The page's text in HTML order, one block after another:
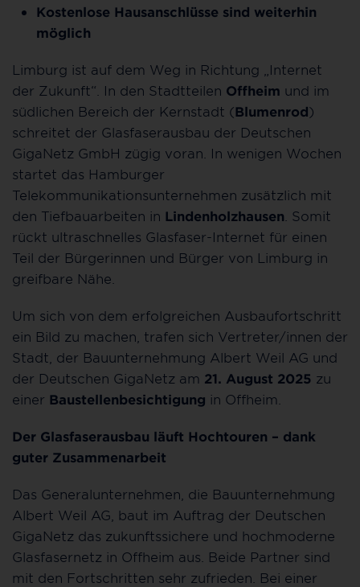
Kostenlose Hausanschlüsse sind weiterhin
möglich
Limburg ist auf dem Weg in Richtung „Internet
der Zukunft“. In den Stadtteilen Offheim und im
südlichen Bereich der Kernstadt (Blumenrod)
schreitet der Glasfaserausbau der Deutschen
GigaNetz GmbH zügig voran. In wenigen Wochen
startet das Hamburger
Telekommunikationsunternehmen zusätzlich mit
den Tiefbauarbeiten in Lindenholzhausen . Somit
rückt ultraschnelles Glasfaser-Internet für einen
Teil der Bürgerinnen und Bürger von Limburg in
greifbare Nähe.
Um sich von dem erfolgreichen Ausbaufortschritt
ein Bild zu machen, trafen sich Vertreter/innen der
Stadt, der Bauunternehmung Albert Weil AG und
der Deutschen GigaNetz am 21. August 2025 zu
einer Baustellenbesichtigung in Offheim.
Der Glasfaserausbau läuft Hochtouren – dank
guter Zusammenarbeit
Das Generalunternehmen, die Bauunternehmung
Albert Weil AG, baut im Auftrag der Deutschen
GigaNetz das zukunftssichere und hochmoderne
Glasfasernetz in Offheim aus. Beide Partner sind
mit den Fortschritten sehr zufrieden. Bei einer